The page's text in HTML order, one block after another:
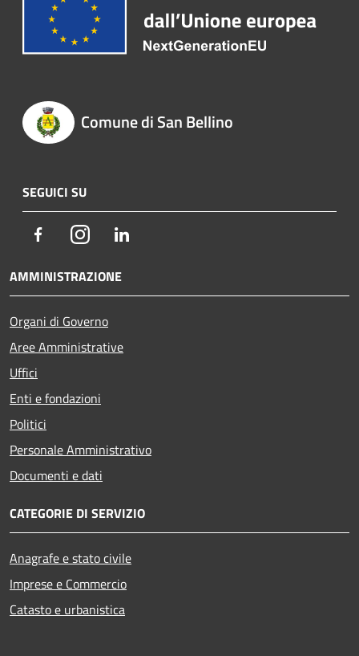
Comune di San Bellino
SEGUICI SU
FacebookInstagram
AMMINISTRAZIONE
Organi di Governo
Aree Amministrative
Uffici
Enti e fondazioni
Politici
Personale Amministrativo
Documenti e dati
CATEGORIE DI SERVIZIO
Anagrafe e stato civile
Imprese e Commercio
Catasto e urbanistica